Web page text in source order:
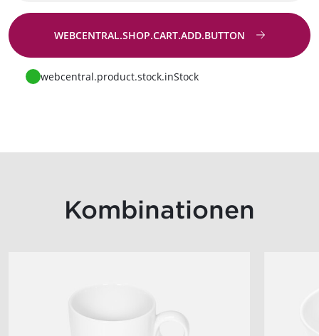
WEBCENTRAL.SHOP.CART.ADD.BUTTON
Zur Anfrage
webcentral.product.stock.inStock
Kombinationen